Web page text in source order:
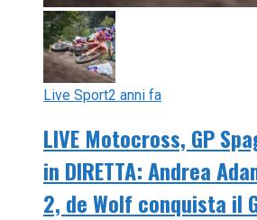
Live Sport2 anni fa
LIVE Motocross, GP
in DIRETTA: Andrea
2, de Wolf conquista il